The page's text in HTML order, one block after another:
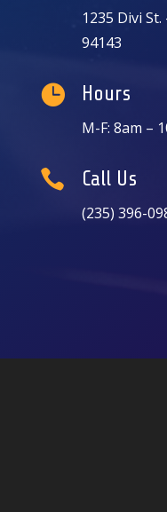
1235 Divi
94143
 Hours
M-F: 8am –
 Call Us
(235) 396-